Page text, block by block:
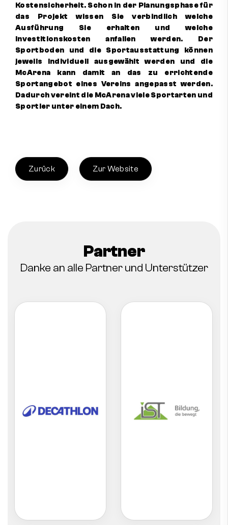
Kostensicherheit. Schon in der Planungsphase für
das Projekt wissen Sie verbindlich welche
Ausführung Sie erhalten und welche
Investitionskosten anfallen werden. Der
Sportboden und die Sportausstattung können
jeweils individuell ausgewählt werden und die
McArena kann damit an das zu errichtende
Sportangebot eines Vereins angepasst werden.
Dadurch vereint die McArena viele Sportarten und
Sportler unter einem Dach.
Zurück Zur Website
Partner
Danke an alle Partner und Unterstützer